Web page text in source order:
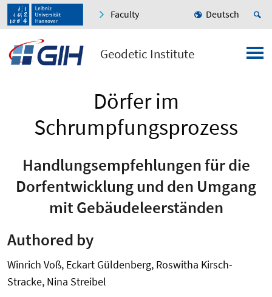
Faculty Deutsch
Geodetic Institute
Dörfer im
Schrumpfungsprozess
Handlungsempfehlungen für die
Dorfentwicklung und den Umgang
mit Gebäudeleerständen
Authored by
Winrich Voß, Eckart Güldenberg, Roswitha Kirsch-
Stracke, Nina Streibel